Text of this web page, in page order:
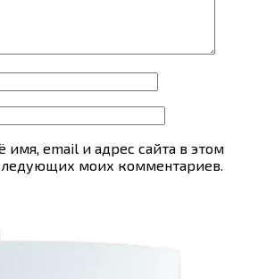
имя, email и адрес сайта в этом
моих комментариев.